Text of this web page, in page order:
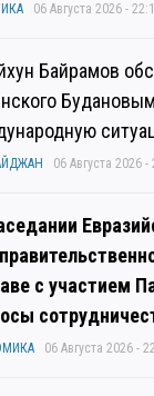
06 Августа 2026 -
Байрамов
06 Августа 2026 -
с участием
06 Августа 2026 -